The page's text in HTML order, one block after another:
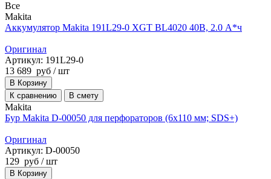
Все
Makita
Аккумулятор Makita 191L29-0 XGT BL4020 40В, 2.0 А*ч
Оригинал
Артикул: 191L29-0
13 689 руб / шт
В Корзину
К сравнению
В смету
Makita
Бур Makita D-00050 для перфораторов (6х110 мм; SDS+)
Оригинал
Артикул: D-00050
129 руб / шт
В Корзину